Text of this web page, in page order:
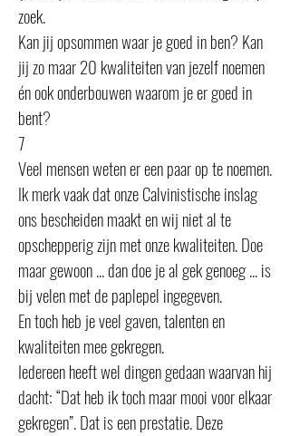
zoek.
Kan jij opsommen waar je goed in ben? Kan
jij zo maar 20 kwaliteiten van jezelf noemen
én ook onderbouwen waarom je er goed in
bent?
7
Veel mensen weten er een paar op te noemen.
Ik merk vaak dat onze Calvinistische inslag
ons bescheiden maakt en wij niet al te
opschepperig zijn met onze kwaliteiten. Doe
maar gewoon ... dan doe je al gek genoeg ... is
bij velen met de paplepel ingegeven.
En toch heb je veel gaven, talenten en
kwaliteiten mee gekregen.
Iedereen heeft wel dingen gedaan waarvan hij
dacht: “Dat heb ik toch maar mooi voor elkaar
gekregen”. Dat is een prestatie. Deze